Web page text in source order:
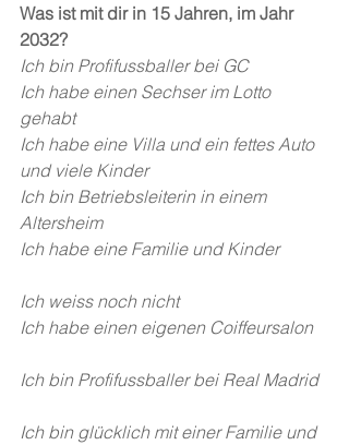
Was ist mit dir in 15 Jahren, im Jahr
2032?
Ich bin Profifussballer bei GC
Ich habe einen Sechser im Lotto
gehabt
Ich habe eine Villa und ein fettes Auto
und viele Kinder
Ich bin Betriebsleiterin in einem
Altersheim
Ich habe eine Familie und Kinder
Ich weiss noch nicht
Ich habe einen eigenen Coiffeursalon
Ich bin Profifussballer bei Real Madrid
Ich bin glücklich mit einer Familie und